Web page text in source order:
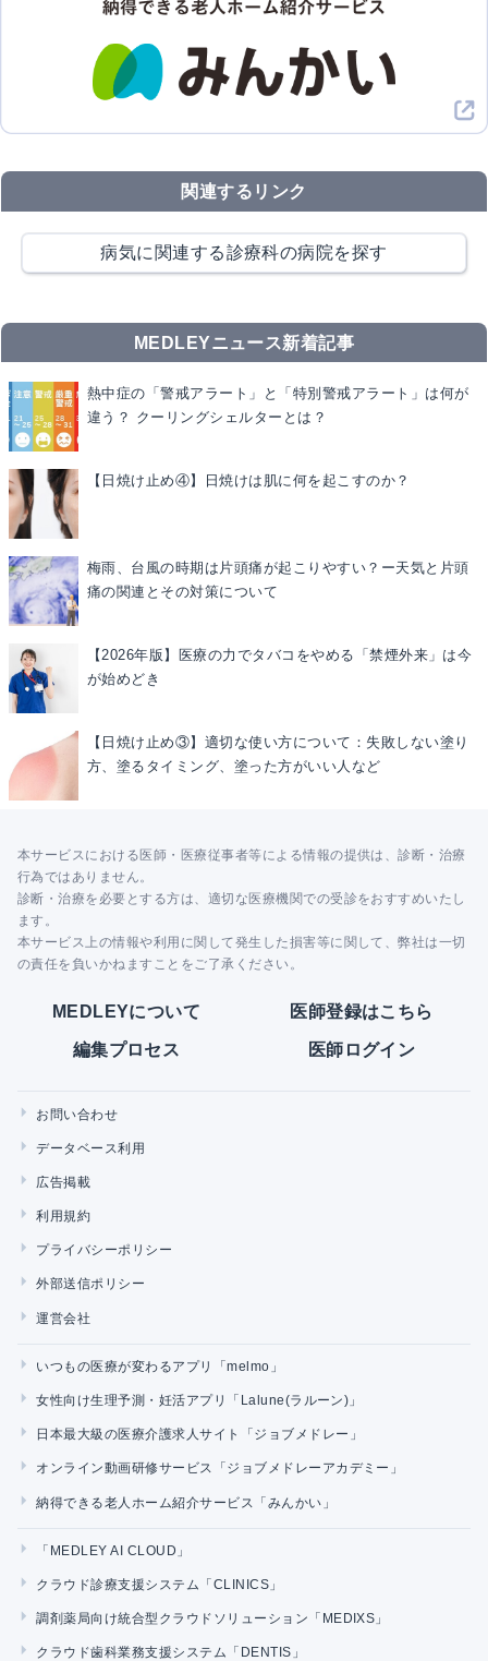
関連するリンク
病気に関連する診療科の病院を探す
MEDLEYニュース新着記事
熱中症の「警戒アラート」と「特別警戒アラート」は何が
違う？ クーリングシェルターとは？
【日焼け止め④】日焼けは肌に何を起こすのか？
梅雨、台風の時期は片頭痛が起こりやすい？ー天気と片頭
痛の関連とその対策について
【2026年版】医療の力でタバコをやめる「禁煙外来」は今
が始めどき
【日焼け止め③】適切な使い方について：失敗しない塗り
方、塗るタイミング、塗った方がいい人など
本サービスにおける医師・医療従事者等による情報の提供は、診断・治療
行為ではありません。
診断・治療を必要とする方は、適切な医療機関での受診をおすすめいたし
ます。
本サービス上の情報や利用に関して発生した損害等に関して、弊社は一切
の責任を負いかねますことをご了承ください。
MEDLEYについて 医師登録はこちら
編集プロセス 医師ログイン
お問い合わせ
データベース利用
広告掲載
利用規約
プライバシーポリシー
外部送信ポリシー
運営会社
いつもの医療が変わるアプリ「melmo」
女性向け生理予測・妊活アプリ「Lalune(ラルーン)」
日本最大級の医療介護求人サイト「ジョブメドレー」
オンライン動画研修サービス「ジョブメドレーアカデミー」
納得できる老人ホーム紹介サービス「みんかい」
「MEDLEY AI CLOUD」
クラウド診療支援システム「CLINICS」
調剤薬局向け統合型クラウドソリューション「MEDIXS」
クラウド歯科業務支援システム「DENTIS」